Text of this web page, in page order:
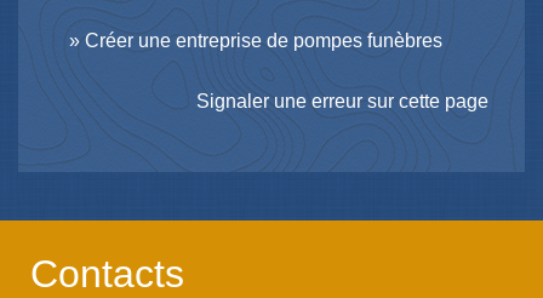
Créer une entreprise de pompes funèbres
Signaler une erreur sur cette page
Contacts